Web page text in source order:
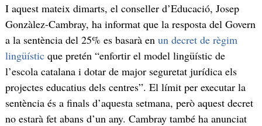
I aquest mateix dimarts, el conseller d’Educació, Josep
Gonzàlez-Cambray, ha informat que la resposta del Govern
a la sentència del 25% es basarà en un decret de règim
lingüísticque pretén “enfortir el model lingüístic de
l’escola catalana i dotar de major seguretat jurídica els
projectes educatius dels centres”. El límit per executar la
sentència és a finals d’aquesta setmana, però aquest decret
no estarà fet abans d’un any. Cambray també ha anunciat